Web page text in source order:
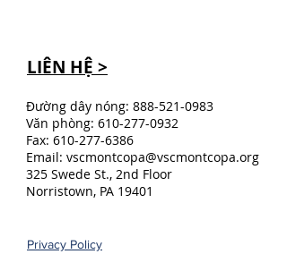
LIÊN HỆ >
Đường dây nóng: 888-521-0983
Văn phòng: 610-277-0932
Fax: 610-277-6386
Email: vscmontcopa@vscmontcopa.org
325 Swede St., 2nd Floor
Norristown, PA 19401
Privacy Policy